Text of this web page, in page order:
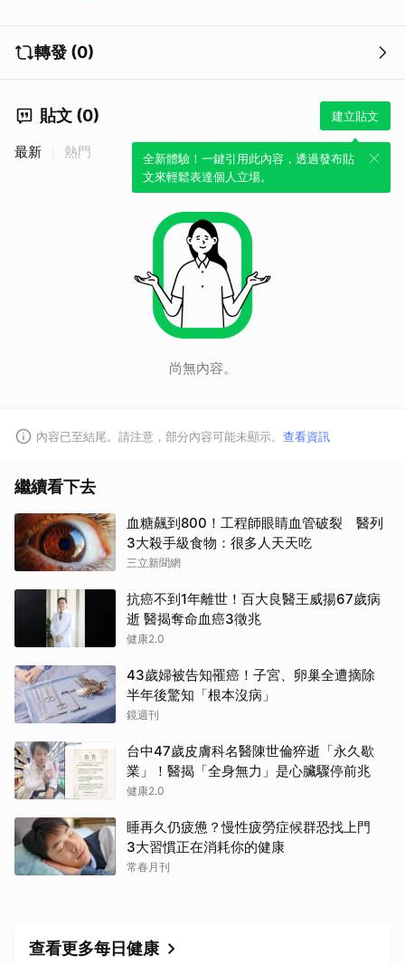
轉發 (0)
貼文 (0) 建立貼文
全新體驗！一鍵引用此內容，透過發布貼
文來輕鬆表達個人立場。
最新 熱門
尚無內容。
內容已至結尾。請注意，部分內容可能未顯示。 查看資訊
繼續看下去
血糖飆到800！工程師眼睛血管破裂 醫列
3大殺手級食物：很多人天天吃
三立新聞網
抗癌不到1年離世！百大良醫王威揚67歲病
逝 醫揭奪命血癌3徵兆
健康2.0
43歲婦被告知罹癌！子宮、卵巢全遭摘除
半年後驚知「根本沒病」
鏡週刊
台中47歲皮膚科名醫陳世倫猝逝「永久歇
業」！醫揭「全身無力」是心臟驟停前兆
健康2.0
睡再久仍疲憊？慢性疲勞症候群恐找上門
3大習慣正在消耗你的健康
常春月刊
查看更多每日健康